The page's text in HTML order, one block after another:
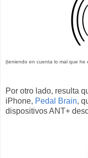
(teniendo en cuenta lo mal que he
Por otro lado, resulta
iPhone, Pedal Brain,
dispositivos ANT+